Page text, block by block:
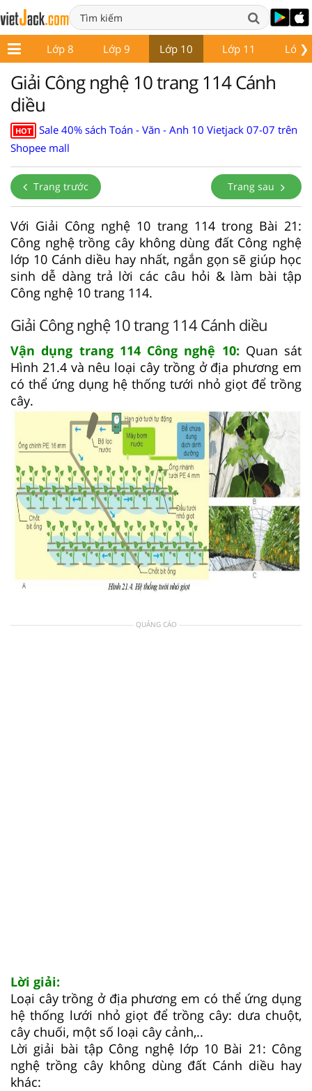
❯
7 Lớp 8 Lớp 9 Lớp 10 Lớp 11 Lớp
Giải Công nghệ 10 trang 114 Cánh
diều
HOT
Sale 40% sách Toán - Văn - Anh 10 Vietjack 07-07 trên
Shopee mall
Trang trước Trang sau
Với Giải Công nghệ 10 trang 114 trong Bài 21:
Công nghệ trồng cây không dùng đất Công nghệ
lớp 10 Cánh diều hay nhất, ngắn gọn sẽ giúp học
sinh dễ dàng trả lời các câu hỏi & làm bài tập
Công nghệ 10 trang 114.
Giải Công nghệ 10 trang 114 Cánh diều
Vận dụng trang 114 Công nghệ 10: Quan sát
Hình 21.4 và nêu loại cây trồng ở địa phương em
có thể ứng dụng hệ thống tưới nhỏ giọt để trồng
cây.
QUẢNG CÁO
Lời giải:
Loại cây trồng ở địa phương em có thể ứng dụng
hệ thống lưới nhỏ giọt để trồng cây: dưa chuột,
cây chuối, một số loại cây cảnh,..
Lời giải bài tập Công nghệ lớp 10 Bài 21: Công
nghệ trồng cây không dùng đất Cánh diều hay
khác: